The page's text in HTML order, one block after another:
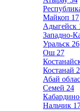
Майкоп 17
Адыгейск
Западно-
Уральск 26
Ош 27
Костанай
Абай
Семей 24
Нальчик